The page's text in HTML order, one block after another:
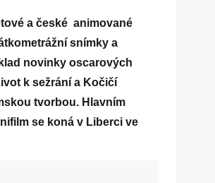
a české animované
snímky a
novinky oscarových
k sežrání a Kočičí
tvorbou. Hlavním
se koná v Liberci ve